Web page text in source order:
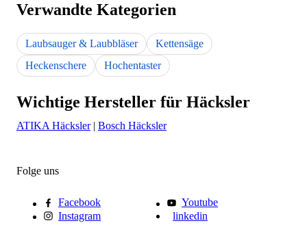
Verwandte Kategorien
Laubsauger & Laubbläser
Kettensäge
Heckenschere
Hochentaster
Wichtige Hersteller für Häcksler
ATIKA Häcksler| Bosch Häcksler
Folge uns
Facebook
Youtube
Instagram
linkedin